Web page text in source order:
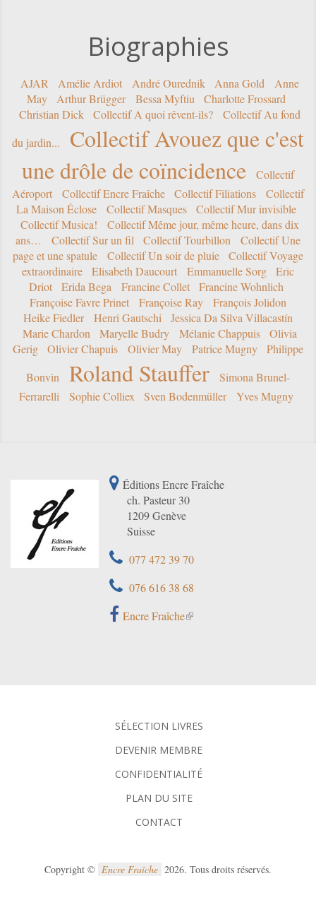
Biographies
AJAR Amélie Ardiot André Ourednik Anna Gold
Anne
May
Arthur Brügger Bessa Myftiu
Charlotte Frossard
Christian Dick
Collectif A quoi rêvent-ils?
Collectif Au fond
du jardin...
Collectif Avouez que c'est
une drôle de coïncidence
Collectif
Aéroport
Collectif Encre Fraîche Collectif Filiations
Collectif
La Maison Éclose
Collectif Masques
Collectif Mur invisible
Collectif Musica!
Collectif Même jour, même heure, dans dix
ans…
Collectif Sur un fil Collectif Tourbillon
Collectif Une
page et une spatule
Collectif Un soir de pluie
Collectif Voyage
extraordinaire
Elisabeth Daucourt Emmanuelle Sorg
Eric
Driot
Erida Bega Francine Collet
Francine Wohnlich
Françoise Favre Prinet
Françoise Ray
François Jolidon
Heike Fiedler
Henri Gautschi
Jessica Da Silva Villacastín
Marie Chardon
Maryelle Budry Mélanie Chappuis
Olivia
Gerig
Olivier Chapuis Olivier May Patrice Mugny
Philippe
Bonvin
Roland Stauffer
Simona Brunel-
Ferrarelli
Sophie Colliex Sven Bodenmüller Yves Mugny
Éditions Encre Fraîche
ch. Pasteur 30
1209 Genève
Suisse
077 472 39 70
076 616 38 68
Encre Fraîche
SÉLECTION LIVRES
DEVENIR MEMBRE
CONFIDENTIALITÉ
PLAN DU SITE
CONTACT
Copyright © Encre Fraîche 2026. Tous droits réservés.